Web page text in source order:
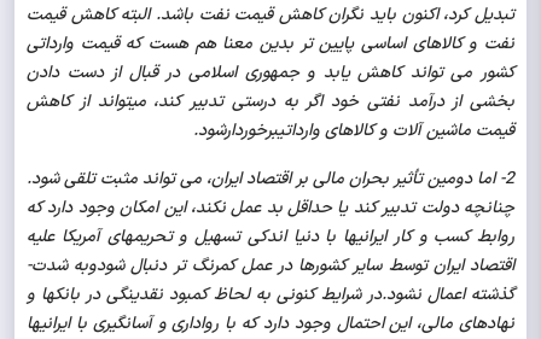
تبدیل كرد، اكنون باید نگران كاهش قیمت نفت باشد. البته كاهش قیمت
نفت و كالاهای اساسی پایین تر بدین معنا هم هست كه قیمت وارداتی
كشور می تواند كاهش یابد و جمهوری اسلامی در قبال از دست دادن
بخشی از درآمد نفتی خود اگر به درستی تدبیر كند، می­تواند از كاهش
قیمت ماشین آلات و كالاهای وارداتی­برخوردار­شود.
2- اما دومین تأثیر بحران مالی بر اقتصاد ایران، می تواند مثبت تلقی شود.
چنانچه دولت تدبیر كند یا حداقل بد عمل نكند، این امكان وجود دارد كه
روابط كسب و كار ایرانیها با دنیا اندكی تسهیل و تحریم­های آمریكا علیه
اقتصاد ایران توسط سایر كشورها در عمل كمرنگ تر دنبال شودوبه ­شدت­
گذشته ­­اعمال ­نشود.در شرایط كنونی به لحاظ كمبود نقدینگی در بانكها و
نهادهای مالی، این احتمال وجود دارد كه با رواداری و آسان­گیری با ایرانی­ها